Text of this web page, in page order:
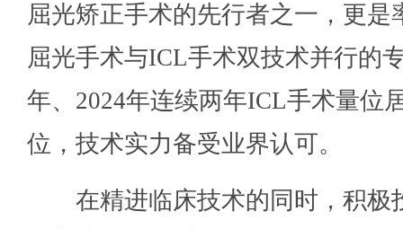
屈光矫正手术的先行者之一，更是
屈光手术与ICL手术双技术并行的
年、2024年连续两年ICL手术量位
位，技术实力备受业界认可。
在精进临床技术的同时，积极